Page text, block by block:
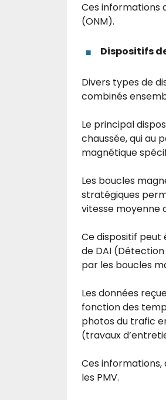
Ces informations
(ONM).
Dispositifs
Divers types de
combinés
Le principal
chaussée, qui au
magnétique
Les boucles
stratégiques
vitesse moyenne
Ce dispositif
de DAI
par les boucles
Les données
fonction des
photos du trafic
(travaux
Ces
les PMV.